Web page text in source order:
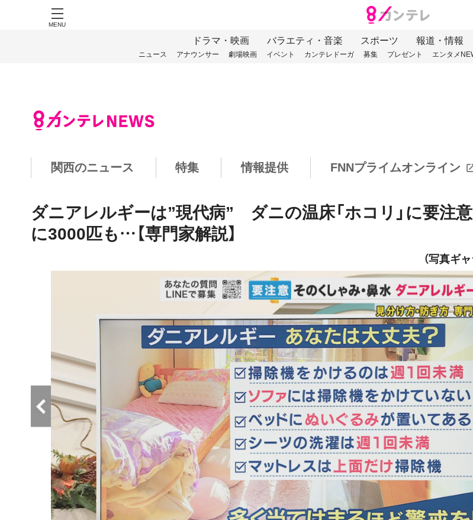
MENU
ドラマ・映画 バラエティ・音楽 スポーツ 報道・情報
ニュース アナウンサー 劇場映画 イベント カンテレドーガ 募集 プレゼント エンタメ
関西のニュース 特集 情報提供 FNNプライムオンライン
ダニアレルギーは”現代病” ダニの温床「ホコリ」に要注
に3000匹も…【専門家解説】
（写真ギ